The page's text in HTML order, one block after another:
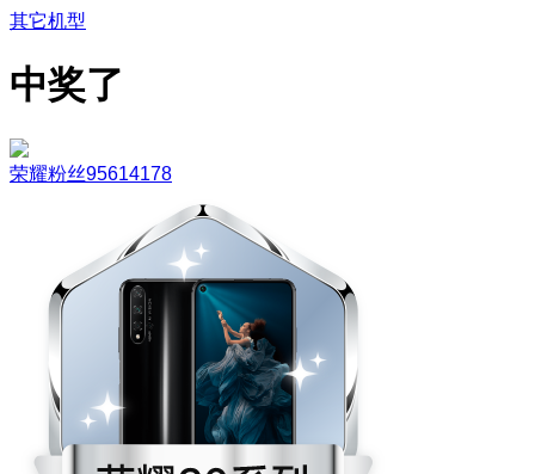
其它机型
中奖了
荣耀粉丝95614178